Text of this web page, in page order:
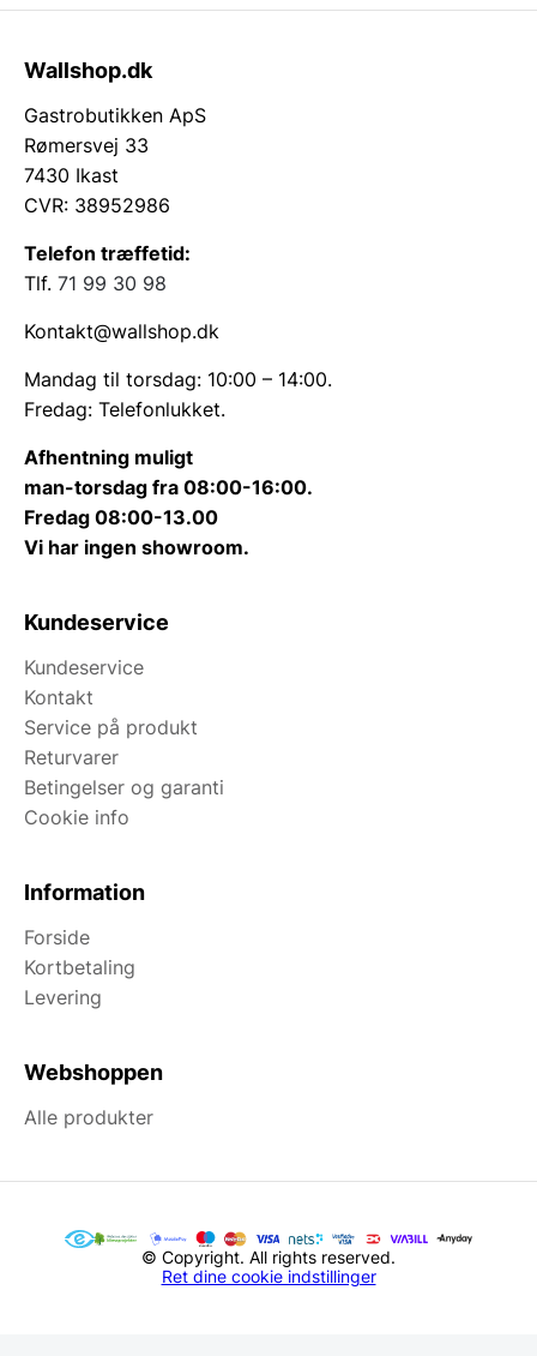
Wallshop.dk
Gastrobutikken ApS
Rømersvej 33
7430 Ikast
CVR: 38952986
Telefon træffetid:
Tlf. 71 99 30 98
Kontakt@wallshop.dk
Mandag til torsdag: 10:00 – 14:00.
Fredag: Telefonlukket.
Afhentning muligt
man-torsdag fra 08:00-16:00.
Fredag 08:00-13.00
Vi har ingen showroom.
Kundeservice
Kundeservice
Kontakt
Service på produkt
Returvarer
Betingelser og garanti
Cookie info
Information
Forside
Kortbetaling
Levering
Webshoppen
Alle produkter
© Copyright. All rights reserved.
Ret dine cookie indstillinger